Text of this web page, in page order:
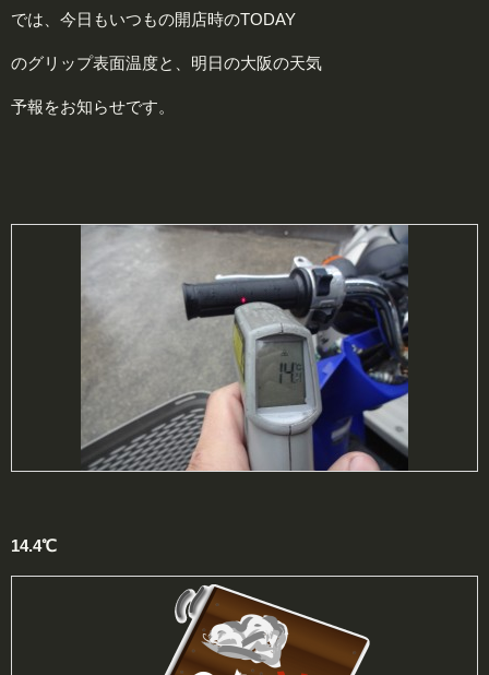
では、今日もいつもの開店時のTODAY
のグリップ表面温度と、明日の大阪の天気
予報をお知らせです。
14.4℃